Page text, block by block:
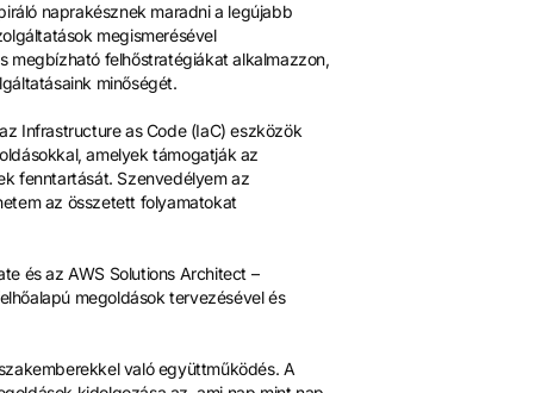
naprakésznek maradni a legújabb
megismerésével
megbízható felhőstratégiákat alkalmazzon,
minőségét.
Infrastructure as Code (IaC) eszközök
amelyek támogatják az
fenntartását. Szenvedélyem az
az összetett folyamatokat
és az AWS Solutions Architect –
megoldások tervezésével és
való együttműködés. A